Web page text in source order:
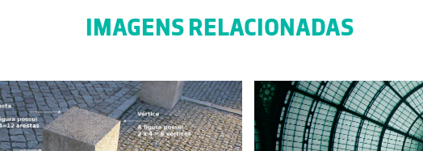
IMAGENS RELACIONADAS